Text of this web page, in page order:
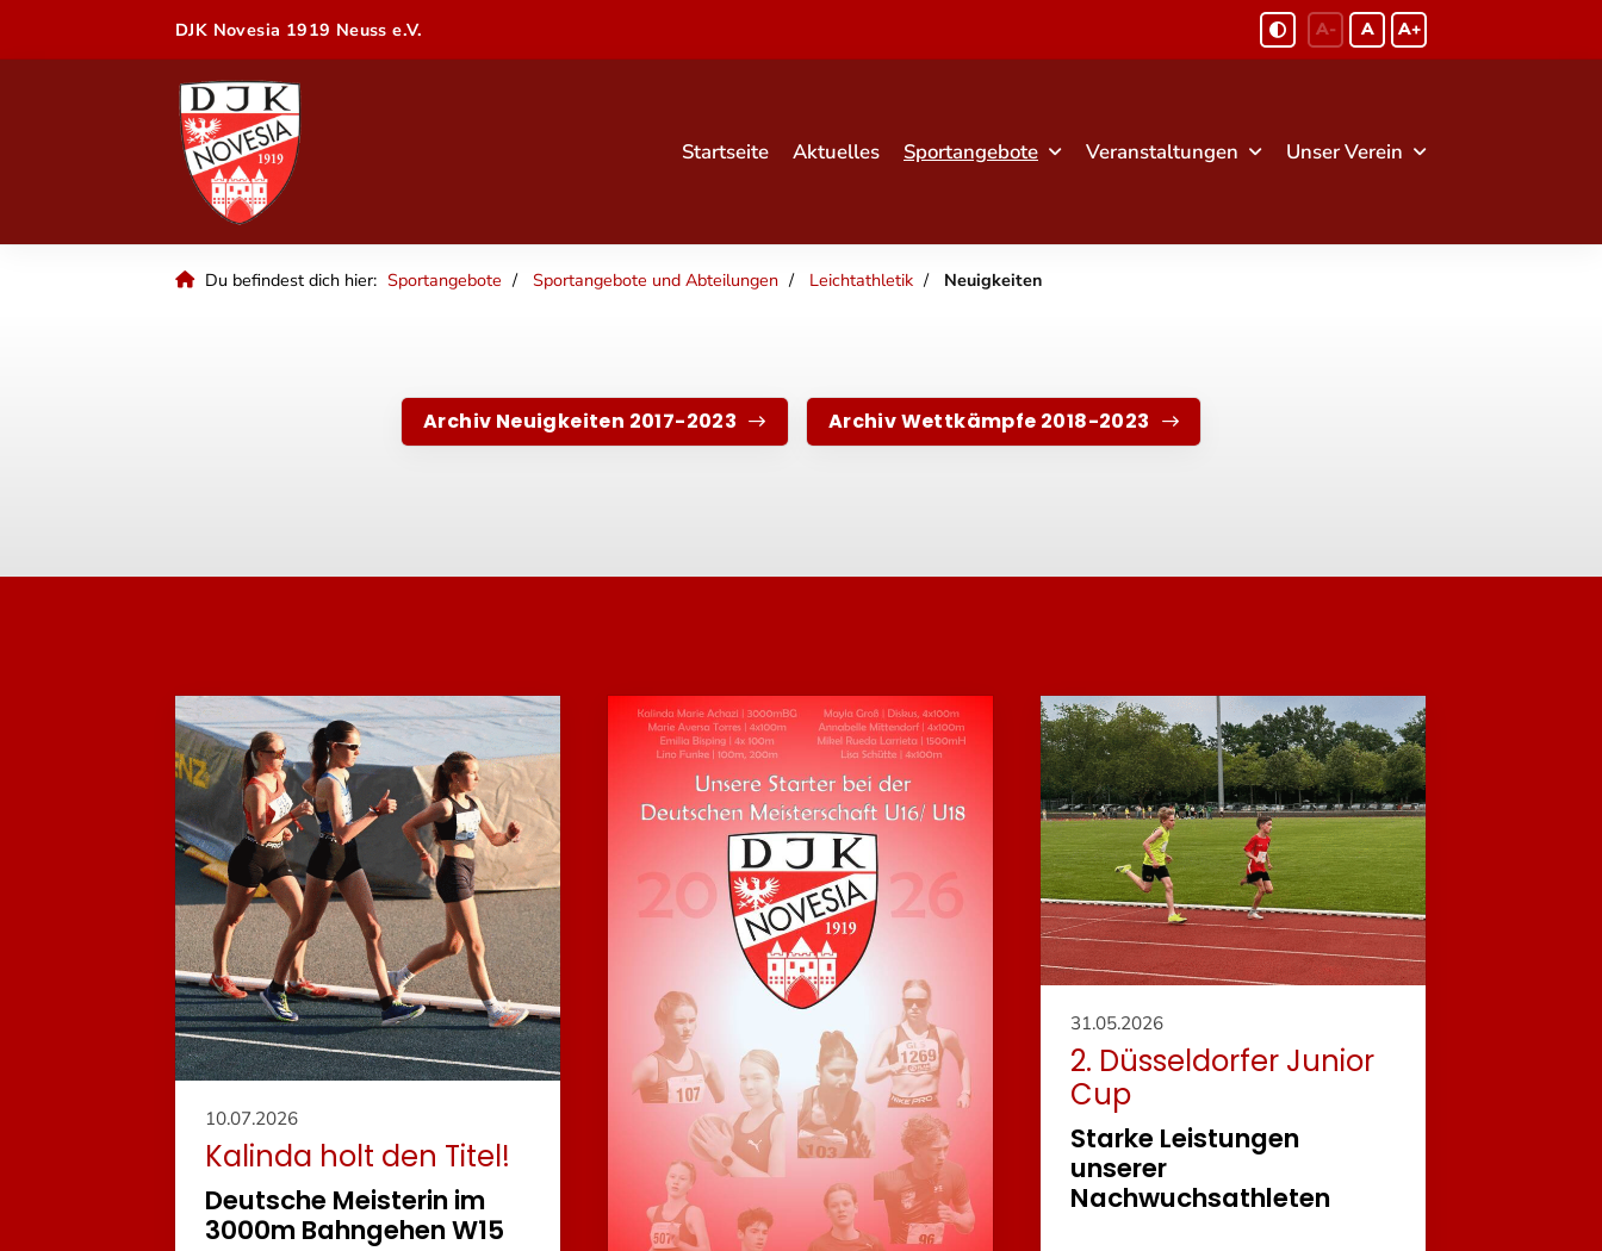
DJK Novesia 1919 Neuss e.V. A- A A+
Startseite Aktuelles Sportangebote Veranstaltungen Unser Verein
Du befindest dich hier: Sportangebote Sportangebote und Abteilungen Leichtathletik Neuigkeiten
Archiv Neuigkeiten 2017-2023 Archiv Wettkämpfe 2018-2023
10.07.2026
Kalinda holt den Titel!
Deutsche Meisterin im
3000m Bahngehen W15
31.05.2026
2. Düsseldorfer Junior
Cup
Starke Leistungen
unserer
Nachwuchsathleten
Quicklinks